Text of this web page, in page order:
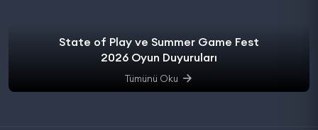
State of Play ve Summer Game Fest
2026 Oyun Duyuruları
Tümünü Oku